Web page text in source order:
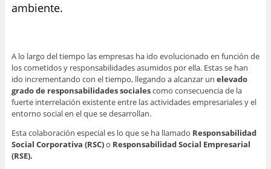
ambiente.
A lo largo del tiempo las empresas ha ido evolucionado en función de
los cometidos y responsabilidades asumidos por ella. Estas se han
ido incrementando con el tiempo, llegando a alcanzar un elevado
grado de responsabilidades socialescomo consecuencia de la
fuerte interrelación existente entre las actividades empresariales y el
entorno social en el que se desarrollan.
Esta colaboración especial es lo que se ha llamado Responsabilidad
Social Corporativa (RSC)o Responsabilidad Social Empresarial
(RSE).